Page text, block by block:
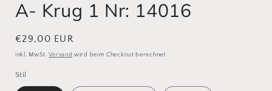
A- Krug 1 Nr: 14016
Normaler
Preis
€29,00 EUR
inkl. MwSt.Versand wird beim Checkout berechnet
Stil